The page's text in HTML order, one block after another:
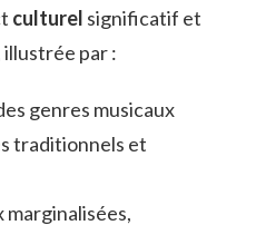
culturel significatif et
par :
genres musicaux
traditionnels et
marginalisées,